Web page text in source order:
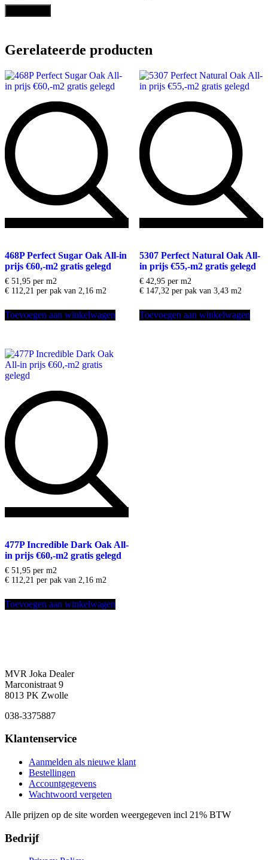
Gerelateerde producten
verlanglijst
468P Perfect Sugar Oak All-in
prijs €60,-m2 gratis gelegd
€ 51,95 per m2
€ 112,21 per pak van 2,16 m2
Toevoegen aan winkelwagen
verlanglijst
5307 Perfect Natural Oak All-
in prijs €55,-m2 gratis gelegd
€42,95per m2
€ 147,32 per pak van 3,43 m2
Toevoegen aan winkelwagen
aan
verlanglijst
477P Incredible Dark Oak All-
in prijs €60,-m2 gratis gelegd
€ 51,95 per m2
€ 112,21 per pak van 2,16 m2
Toevoegen aan winkelwagen
MVR Joka Dealer
Marconistraat 9
8013 PK Zwolle
038-3375887
Klantenservice
Aanmelden als nieuwe klant
Bestellingen
Accountgegevens
Wachtwoord vergeten
Alle prijzen op de site worden weergegeven incl 21% BTW
Bedrijf